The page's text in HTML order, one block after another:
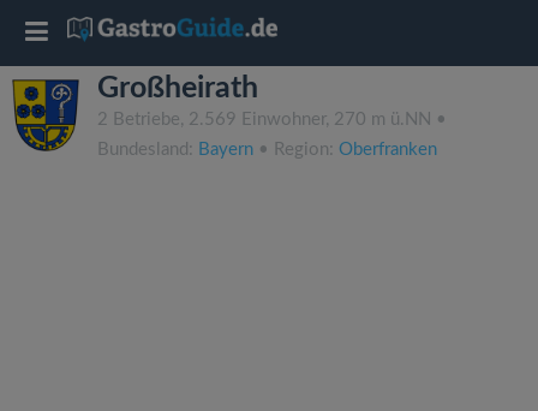
Großheirath
2 Betriebe, 2.569 Einwohner, 270 m ü.NN •
Bundesland: Bayern • Region: Oberfranken
T
o
g